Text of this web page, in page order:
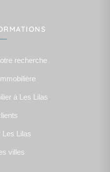
recherche
à Les Lilas
Les Lilas
villes